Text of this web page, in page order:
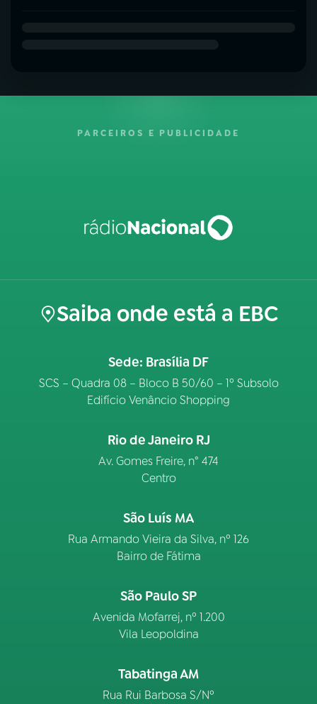
PARCEIROS E PUBLICIDADE
Saiba onde está a EBC
Sede: Brasília DF
SCS – Quadra 08 – Bloco B 50/60 – 1º Subsolo
Edifício Venâncio Shopping
Rio de Janeiro RJ
Av. Gomes Freire, n° 474
Centro
São Luís MA
Rua Armando Vieira da Silva, nº 126
Bairro de Fátima
São Paulo SP
Avenida Mofarrej, nº 1.200
Vila Leopoldina
Tabatinga AM
Rua Rui Barbosa S/Nº